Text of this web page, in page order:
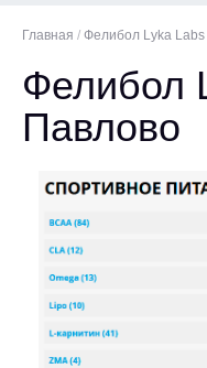
Главная / Фелибол Lyka
Фелибол
Павлово